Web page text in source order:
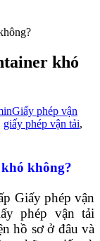
khó
Giấy phép vận
giấy phép vận tải,
không?
Giấy phép vận
phép vận tải
hồ sơ ở đâu và